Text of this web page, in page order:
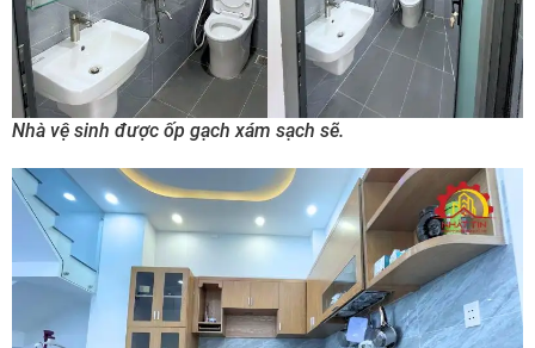
Nhà vệ sinh được ốp gạch xám sạch sẽ.